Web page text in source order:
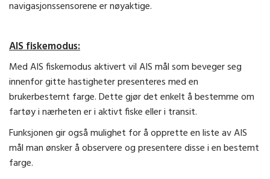
navigasjonssensorene er nøyaktige.
AIS fiskemodus:
Med AIS fiskemodus aktivert vil AIS mål som beveger seg
innenfor gitte hastigheter presenteres med en
brukerbestemt farge. Dette gjør det enkelt å bestemme om
fartøy i nærheten er i aktivt fiske eller i transit.
Funksjonen gir også mulighet for å opprette en liste av AIS
mål man ønsker å observere og presentere disse i en bestemt
farge.